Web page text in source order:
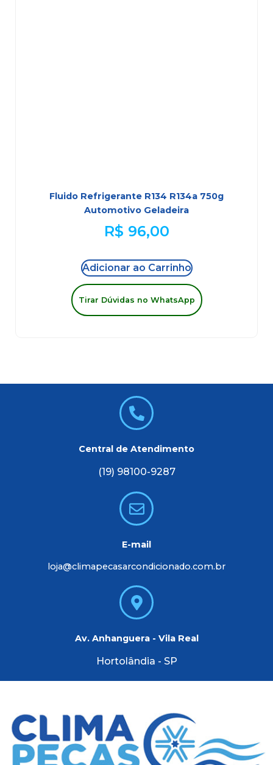
Fluido Refrigerante R134 R134a 750g
Automotivo Geladeira
R$ 96,00
Adicionar ao Carrinho
Tirar Dúvidas no WhatsApp
Central de Atendimento
(19) 98100-9287
E-mail
loja@climapecasarcondicionado.com.br
Av. Anhanguera - Vila Real
Hortolândia - SP